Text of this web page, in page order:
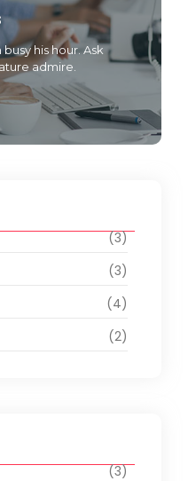
his hour. Ask
admire.
(3)
(3)
(4)
(2)
(3)